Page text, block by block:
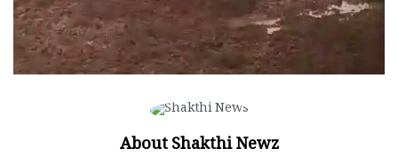
About Shakthi Newz